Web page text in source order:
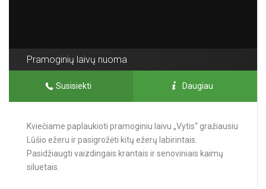
Pramoginių laivų nuoma
Susisiekti Daugiau
Kviečiame paplaukioti pramoginiu laivu „Vytis“ gražiausiu
Lūšio ežeru ir pasigrožėti kitų ežerų labirintais.
Pasidžiaugti vaizdingais krantais ir senoviniais kaimų
siluetais.